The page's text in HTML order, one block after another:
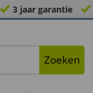
3 jaar garantie
Zoeken